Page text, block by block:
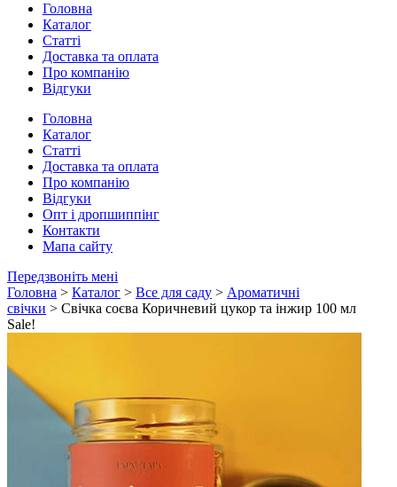
Головна
Каталог
Статті
Доставка та оплата
Про компанію
Відгуки
Головна
Каталог
Статті
Доставка та оплата
Про компанію
Відгуки
Опт і дропшиппінг
Контакти
Мапа сайту
Передзвоніть мені
Головна > Каталог > Все для саду > Ароматичні
свічки > Свічка соєва Коричневий цукор та інжир 100 мл
Sale!